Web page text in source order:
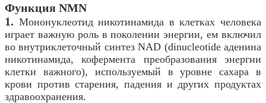
Функция NMN
1. Мононуклеотид никотинамида в клетках человека
играет важную роль в поколении энергии, ем включил
во внутриклеточный синтез NAD (dinucleotide аденина
никотинамида, кофермента преобразования энергии
клетки важного), используемый в уровне сахара в
крови против старения, падения и других продуктах
здравоохранения.